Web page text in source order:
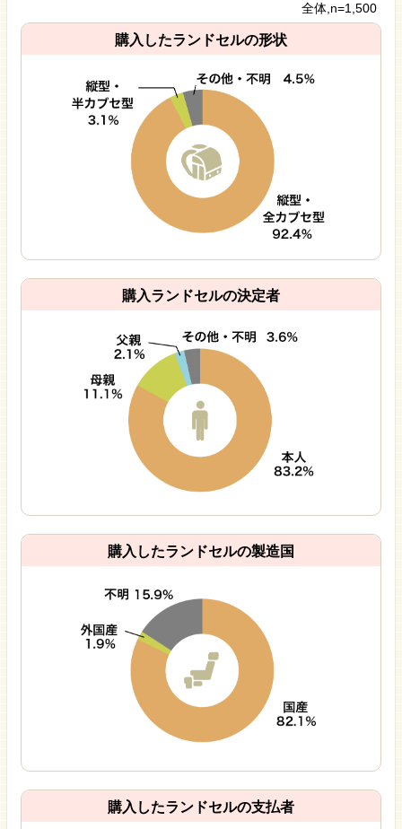
全体,n=1,500
購入したランドセルの形状
購入ランドセルの決定者
購入したランドセルの製造国
購入したランドセルの支払者